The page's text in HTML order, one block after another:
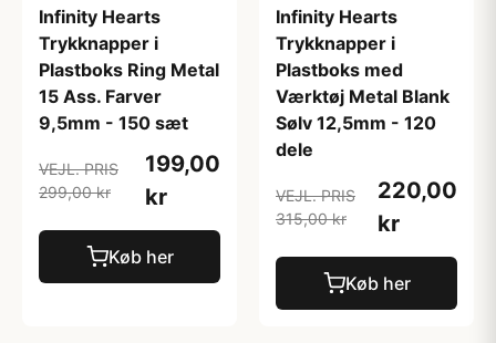
Infinity Hearts
Trykknapper i
Plastboks Ring Metal
15 Ass. Farver
9,5mm - 150 sæt
VEJL. PRIS
299,00 kr
199,00
kr
Køb her
Infinity Hearts
Trykknapper i
Plastboks med
Værktøj Metal Blank
Sølv 12,5mm - 120
dele
VEJL. PRIS
315,00 kr
220,00
kr
Køb her